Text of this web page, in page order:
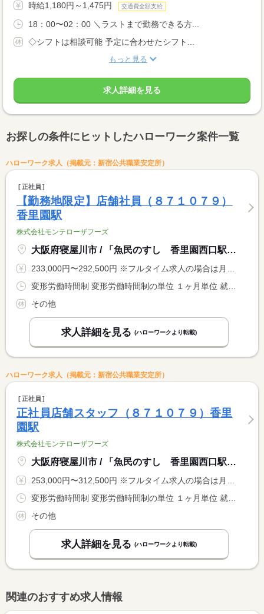
時給1,180円～1,475円 交通費全額支給
18：00〜02：00 ＼ラストまで勤務できる方...
◇シフトは相談可能 予定に合わせたシフト...
もっと見る
求人詳細を見る
お探しの条件にヒットしたハローワーク案件一覧
ハローワーク求人（掲載元：新宿公共職業安定所）
正社員
【勤務地限定】店舗社員（８７１０７９）
香里園駅
株式会社モンテローザフーズ
大阪府寝屋川市 / 「魚民のすし 香里園西口駅前店」
233,000円〜292,500円 ※フルタイム求人の場合は月額（換算額）、パート求人の場合は時間額を表示しています。
その他
求人詳細を見る (ハローワークより転載)
ハローワーク求人（掲載元：新宿公共職業安定所）
正社員
正社員店舗スタッフ（８７１０７９）香里
園駅
株式会社モンテローザフーズ
大阪府寝屋川市 / 「魚民のすし 香里園西口駅前店」
253,000円〜312,500円 ※フルタイム求人の場合は月額（換算額）、パート求人の場合は時間額を表示しています。
その他
求人詳細を見る (ハローワークより転載)
関連のおすすめ求人情報